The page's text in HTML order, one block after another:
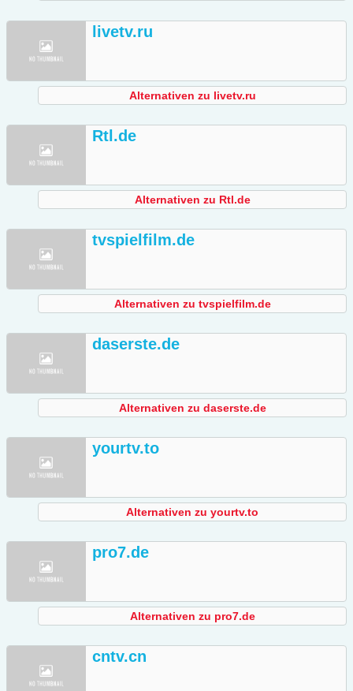
livetv.ru
Alternativen zu livetv.ru
Rtl.de
Alternativen zu Rtl.de
tvspielfilm.de
Alternativen zu tvspielfilm.de
daserste.de
Alternativen zu daserste.de
yourtv.to
Alternativen zu yourtv.to
pro7.de
Alternativen zu pro7.de
cntv.cn